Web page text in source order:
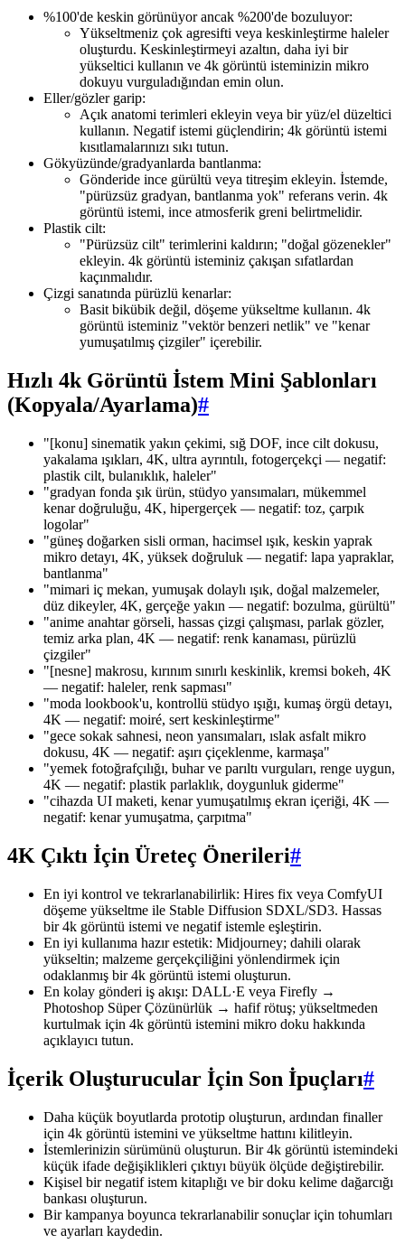
%100'de keskin görünüyor ancak %200'de bozuluyor:
Yükseltmeniz çok agresifti veya keskinleştirme haleler
oluşturdu. Keskinleştirmeyi azaltın, daha iyi bir
yükseltici kullanın ve 4k görüntü isteminizin mikro
dokuyu vurguladığından emin olun.
Eller/gözler garip:
Açık anatomi terimleri ekleyin veya bir yüz/el düzeltici
kullanın. Negatif istemi güçlendirin; 4k görüntü istemi
kısıtlamalarınızı sıkı tutun.
Gökyüzünde/gradyanlarda bantlanma:
Gönderide ince gürültü veya titreşim ekleyin. İstemde,
"pürüzsüz gradyan, bantlanma yok" referans verin. 4k
görüntü istemi, ince atmosferik greni belirtmelidir.
Plastik cilt:
"Pürüzsüz cilt" terimlerini kaldırın; "doğal gözenekler"
ekleyin. 4k görüntü isteminiz çakışan sıfatlardan
kaçınmalıdır.
Çizgi sanatında pürüzlü kenarlar:
Basit bikübik değil, döşeme yükseltme kullanın. 4k
görüntü isteminiz "vektör benzeri netlik" ve "kenar
yumuşatılmış çizgiler" içerebilir.
Hızlı 4k Görüntü İstem Mini Şablonları
(Kopyala/Ayarlama)#
"[konu] sinematik yakın çekimi, sığ DOF, ince cilt dokusu,
yakalama ışıkları, 4K, ultra ayrıntılı, fotogerçekçi — negatif:
plastik cilt, bulanıklık, haleler"
"gradyan fonda şık ürün, stüdyo yansımaları, mükemmel
kenar doğruluğu, 4K, hipergerçek — negatif: toz, çarpık
logolar"
"güneş doğarken sisli orman, hacimsel ışık, keskin yaprak
mikro detayı, 4K, yüksek doğruluk — negatif: lapa yapraklar,
bantlanma"
"mimari iç mekan, yumuşak dolaylı ışık, doğal malzemeler,
düz dikeyler, 4K, gerçeğe yakın — negatif: bozulma, gürültü"
"anime anahtar görseli, hassas çizgi çalışması, parlak gözler,
temiz arka plan, 4K — negatif: renk kanaması, pürüzlü
çizgiler"
"[nesne] makrosu, kırınım sınırlı keskinlik, kremsi bokeh, 4K
— negatif: haleler, renk sapması"
"moda lookbook'u, kontrollü stüdyo ışığı, kumaş örgü detayı,
4K — negatif: moiré, sert keskinleştirme"
"gece sokak sahnesi, neon yansımaları, ıslak asfalt mikro
dokusu, 4K — negatif: aşırı çiçeklenme, karmaşa"
"yemek fotoğrafçılığı, buhar ve parıltı vurguları, renge uygun,
4K — negatif: plastik parlaklık, doygunluk giderme"
"cihazda UI maketi, kenar yumuşatılmış ekran içeriği, 4K —
negatif: kenar yumuşatma, çarpıtma"
4K Çıktı İçin Üreteç Önerileri#
En iyi kontrol ve tekrarlanabilirlik: Hires fix veya ComfyUI
döşeme yükseltme ile Stable Diffusion SDXL/SD3. Hassas
bir 4k görüntü istemi ve negatif istemle eşleştirin.
En iyi kullanıma hazır estetik: Midjourney; dahili olarak
yükseltin; malzeme gerçekçiliğini yönlendirmek için
odaklanmış bir 4k görüntü istemi oluşturun.
En kolay gönderi iş akışı: DALL·E veya Firefly →
Photoshop Süper Çözünürlük → hafif rötuş; yükseltmeden
kurtulmak için 4k görüntü istemini mikro doku hakkında
açıklayıcı tutun.
İçerik Oluşturucular İçin Son İpuçları#
Daha küçük boyutlarda prototip oluşturun, ardından finaller
için 4k görüntü istemini ve yükseltme hattını kilitleyin.
İstemlerinizin sürümünü oluşturun. Bir 4k görüntü istemindeki
küçük ifade değişiklikleri çıktıyı büyük ölçüde değiştirebilir.
Kişisel bir negatif istem kitaplığı ve bir doku kelime dağarcığı
bankası oluşturun.
Bir kampanya boyunca tekrarlanabilir sonuçlar için tohumları
ve ayarları kaydedin.